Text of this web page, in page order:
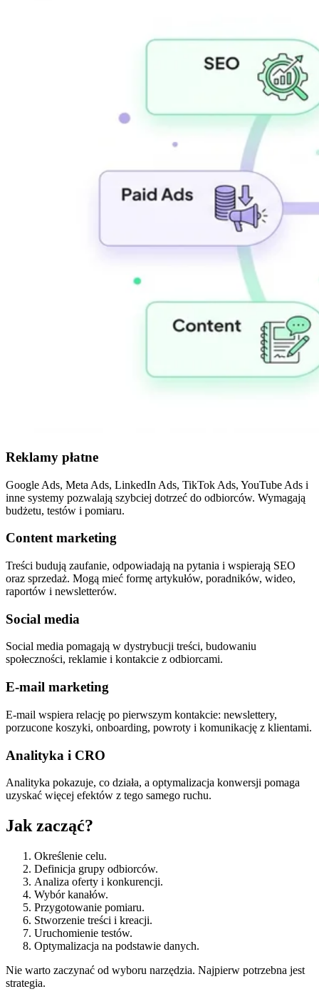
Reklamy płatne
Google Ads, Meta Ads, LinkedIn Ads, TikTok Ads, YouTube Ads i
inne systemy pozwalają szybciej dotrzeć do odbiorców. Wymagają
budżetu, testów i pomiaru.
Content marketing
Treści budują zaufanie, odpowiadają na pytania i wspierają SEO
oraz sprzedaż. Mogą mieć formę artykułów, poradników, wideo,
raportów i newsletterów.
Social media
Social media pomagają w dystrybucji treści, budowaniu
społeczności, reklamie i kontakcie z odbiorcami.
E-mail marketing
E-mail wspiera relację po pierwszym kontakcie: newslettery,
porzucone koszyki, onboarding, powroty i komunikację z klientami.
Analityka i CRO
Analityka pokazuje, co działa, a optymalizacja konwersji pomaga
uzyskać więcej efektów z tego samego ruchu.
Jak zacząć?
Określenie celu.
Definicja grupy odbiorców.
Analiza oferty i konkurencji.
Wybór kanałów.
Przygotowanie pomiaru.
Stworzenie treści i kreacji.
Uruchomienie testów.
Optymalizacja na podstawie danych.
Nie warto zaczynać od wyboru narzędzia. Najpierw potrzebna jest
strategia.